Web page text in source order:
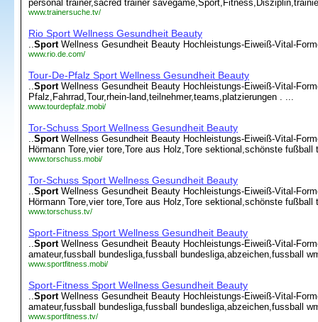
personal trainer,sacred trainer
www.trainersuche.tv/
Rio Sport Wellness Gesundheit Beauty
..SportWellness Gesundheit Beauty Hochleistungs-Eiweiß-Vital-
www.rio.de.com/
Tour-De-Pfalz Sport Wellness Gesundheit Beauty
..SportWellness Gesundheit Beauty Hochleistungs-Eiweiß-Vital-
Pfalz,Fahrrad,Tour,rhein-land,teilnehmer,teams,platzierungen . ...
www.tourdepfalz.mobi/
Tor-Schuss Sport Wellness Gesundheit Beauty
..SportWellness Gesundheit Beauty Hochleistungs-Eiweiß-Vital-
Hörmann Tore,vier tore,Tore aus Holz,Tore sektional,schönste
www.torschuss.mobi/
Tor-Schuss Sport Wellness Gesundheit Beauty
..SportWellness Gesundheit Beauty Hochleistungs-Eiweiß-Vital-
Hörmann Tore,vier tore,Tore aus Holz,Tore sektional,schönste
www.torschuss.tv/
Sport-Fitness Sport Wellness Gesundheit Beauty
..SportWellness Gesundheit Beauty Hochleistungs-Eiweiß-Vital-
amateur,fussball bundesliga,fussball bundesliga,abzeichen,fussball
www.sportfitness.mobi/
Sport-Fitness Sport Wellness Gesundheit Beauty
..SportWellness Gesundheit Beauty Hochleistungs-Eiweiß-Vital-
amateur,fussball bundesliga,fussball bundesliga,abzeichen,fussball
www.sportfitness.tv/